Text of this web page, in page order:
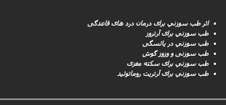
اثر طب سوزني برای درمان درد های قاعدگی
طب سوزني برای آرتروز
طب سوزني در یائسگی
طب سوزنی و وزوز گوش